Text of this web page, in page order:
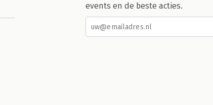
events en de beste acties.